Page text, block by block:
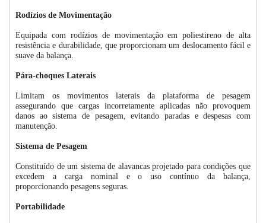
Rodízios de Movimentação
Equipada com rodízios de movimentação em poliestireno de alta
resistência e durabilidade, que proporcionam um deslocamento fácil e
suave da balança.
Pára-choques Laterais
Limitam os movimentos laterais da plataforma de pesagem
assegurando que cargas incorretamente aplicadas não provoquem
danos ao sistema de pesagem, evitando paradas e despesas com
manutenção.
Sistema de Pesagem
Constituído de um sistema de alavancas projetado para condições que
excedem a carga nominal e o uso contínuo da balança,
proporcionando pesagens seguras.
Portabilidade